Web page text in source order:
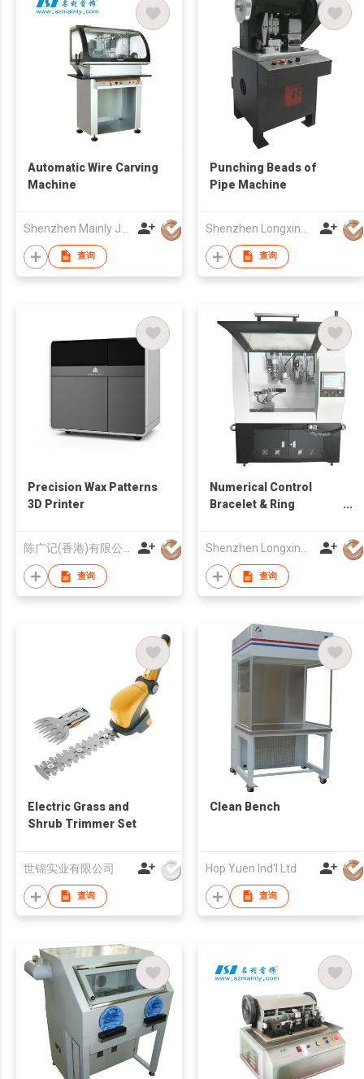
Automatic Wire Carving
Machine
查询
Punching Beads of
Pipe Machine
查询
Precision Wax Patterns
3D Printer
陈广记(香港)有限公司
查询
Numerical Control
Bracelet & Ring
Shenzhen Longxing Mechanical Technology Company Limited
查询
Electric Grass and
Shrub Trimmer Set
世锦实业有限公司
查询
Clean Bench
Hop Yuen Ind'l Ltd
查询